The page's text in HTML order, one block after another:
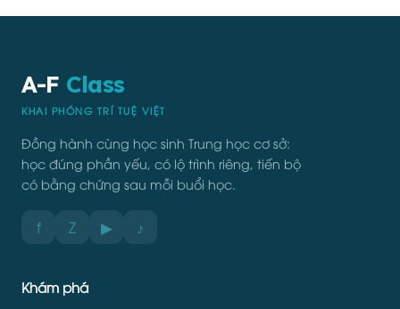
A-F Class
KHAI PHÓNG TRÍ TUỆ VIỆT
Đồng hành cùng học sinh Trung học cơ sở:
học đúng phần yếu, có lộ trình riêng, tiến bộ
có bằng chứng sau mỗi buổi học.
f Z ▶ ♪
Khám phá